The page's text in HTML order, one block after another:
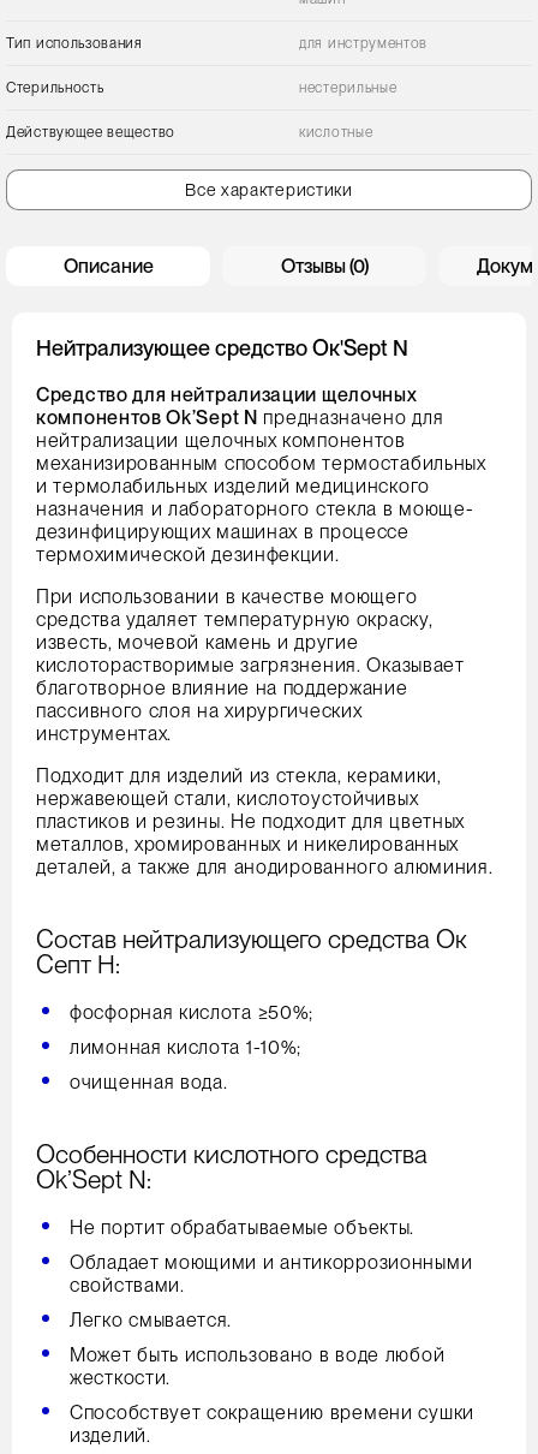
Тип использования для инструментов
Стерильность нестерильные
Действующее вещество кислотные
Все характеристики
Описание Отзывы (0)
Нейтрализующее средство Ок'Sept N
Средство для нейтрализации щелочных
компонентов Ok’Sept N предназначено для
нейтрализации щелочных компонентов
механизированным способом термостабильных
и термолабильных изделий медицинского
назначения и лабораторного стекла в моюще-
дезинфицирующих машинах в процессе
термохимической дезинфекции.
При использовании в качестве моющего
средства удаляет температурную окраску,
известь, мочевой камень и другие
кислоторастворимые загрязнения. Оказывает
благотворное влияние на поддержание
пассивного слоя на хирургических
инструментах.
Подходит для изделий из стекла, керамики,
нержавеющей стали, кислотоустойчивых
пластиков и резины. Не подходит для цветных
металлов, хромированных и никелированных
деталей, а также для анодированного алюминия.
Состав нейтрализующего средства Ок
Септ Н:
фосфорная кислота ≥50%;
лимонная кислота 1-10%;
очищенная вода.
Особенности кислотного средства
Ok’Sept N:
Не портит обрабатываемые объекты.
Обладает моющими и антикоррозионными
свойствами.
Легко смывается.
Может быть использовано в воде любой
жесткости.
Способствует сокращению времени сушки
изделий.